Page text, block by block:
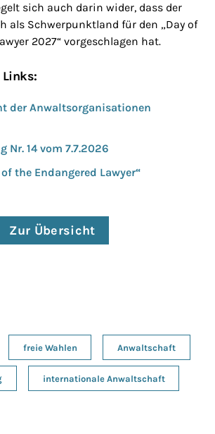
sich auch darin wider, dass der
als Schwerpunktland für den „Day of
2027“ vorgeschlagen hat.
der Anwaltsorganisationen
Nr. 14 vom 7.7.2026
the Endangered Lawyer“
Zur Übersicht
freie Wahlen Anwaltschaft
internationale Anwaltschaft